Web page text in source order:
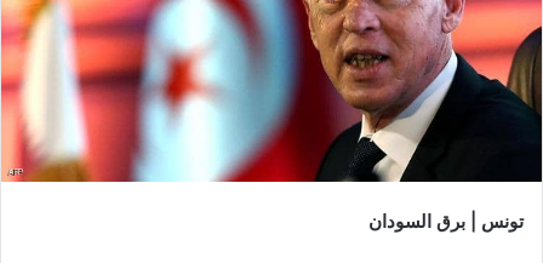
تونس | برق السودان